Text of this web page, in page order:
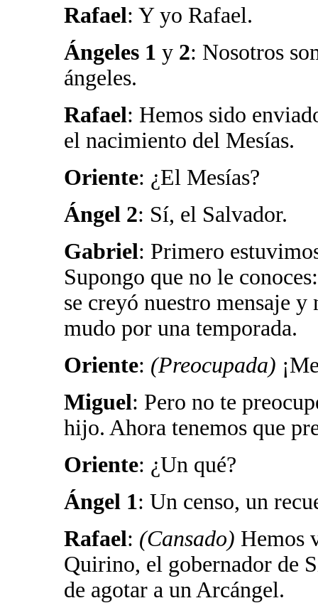
Rafael: Y yo Rafael.
Ángeles 1 y 2: Nosotros
ángeles.
Rafael: Hemos sido
el nacimiento del Mesías.
Oriente: ¿El Mesías?
Ángel 2: Sí, el Salvador.
Gabriel: Primero
Supongo que no le
se creyó nuestro mensaje
mudo por una temporada.
Oriente: (Preocupada)
Miguel: Pero no te
hijo. Ahora tenemos que
Oriente: ¿Un qué?
Ángel 1: Un censo, un
Rafael: (Cansado) Hemos
Quirino, el gobernador de
de agotar a un Arcángel.